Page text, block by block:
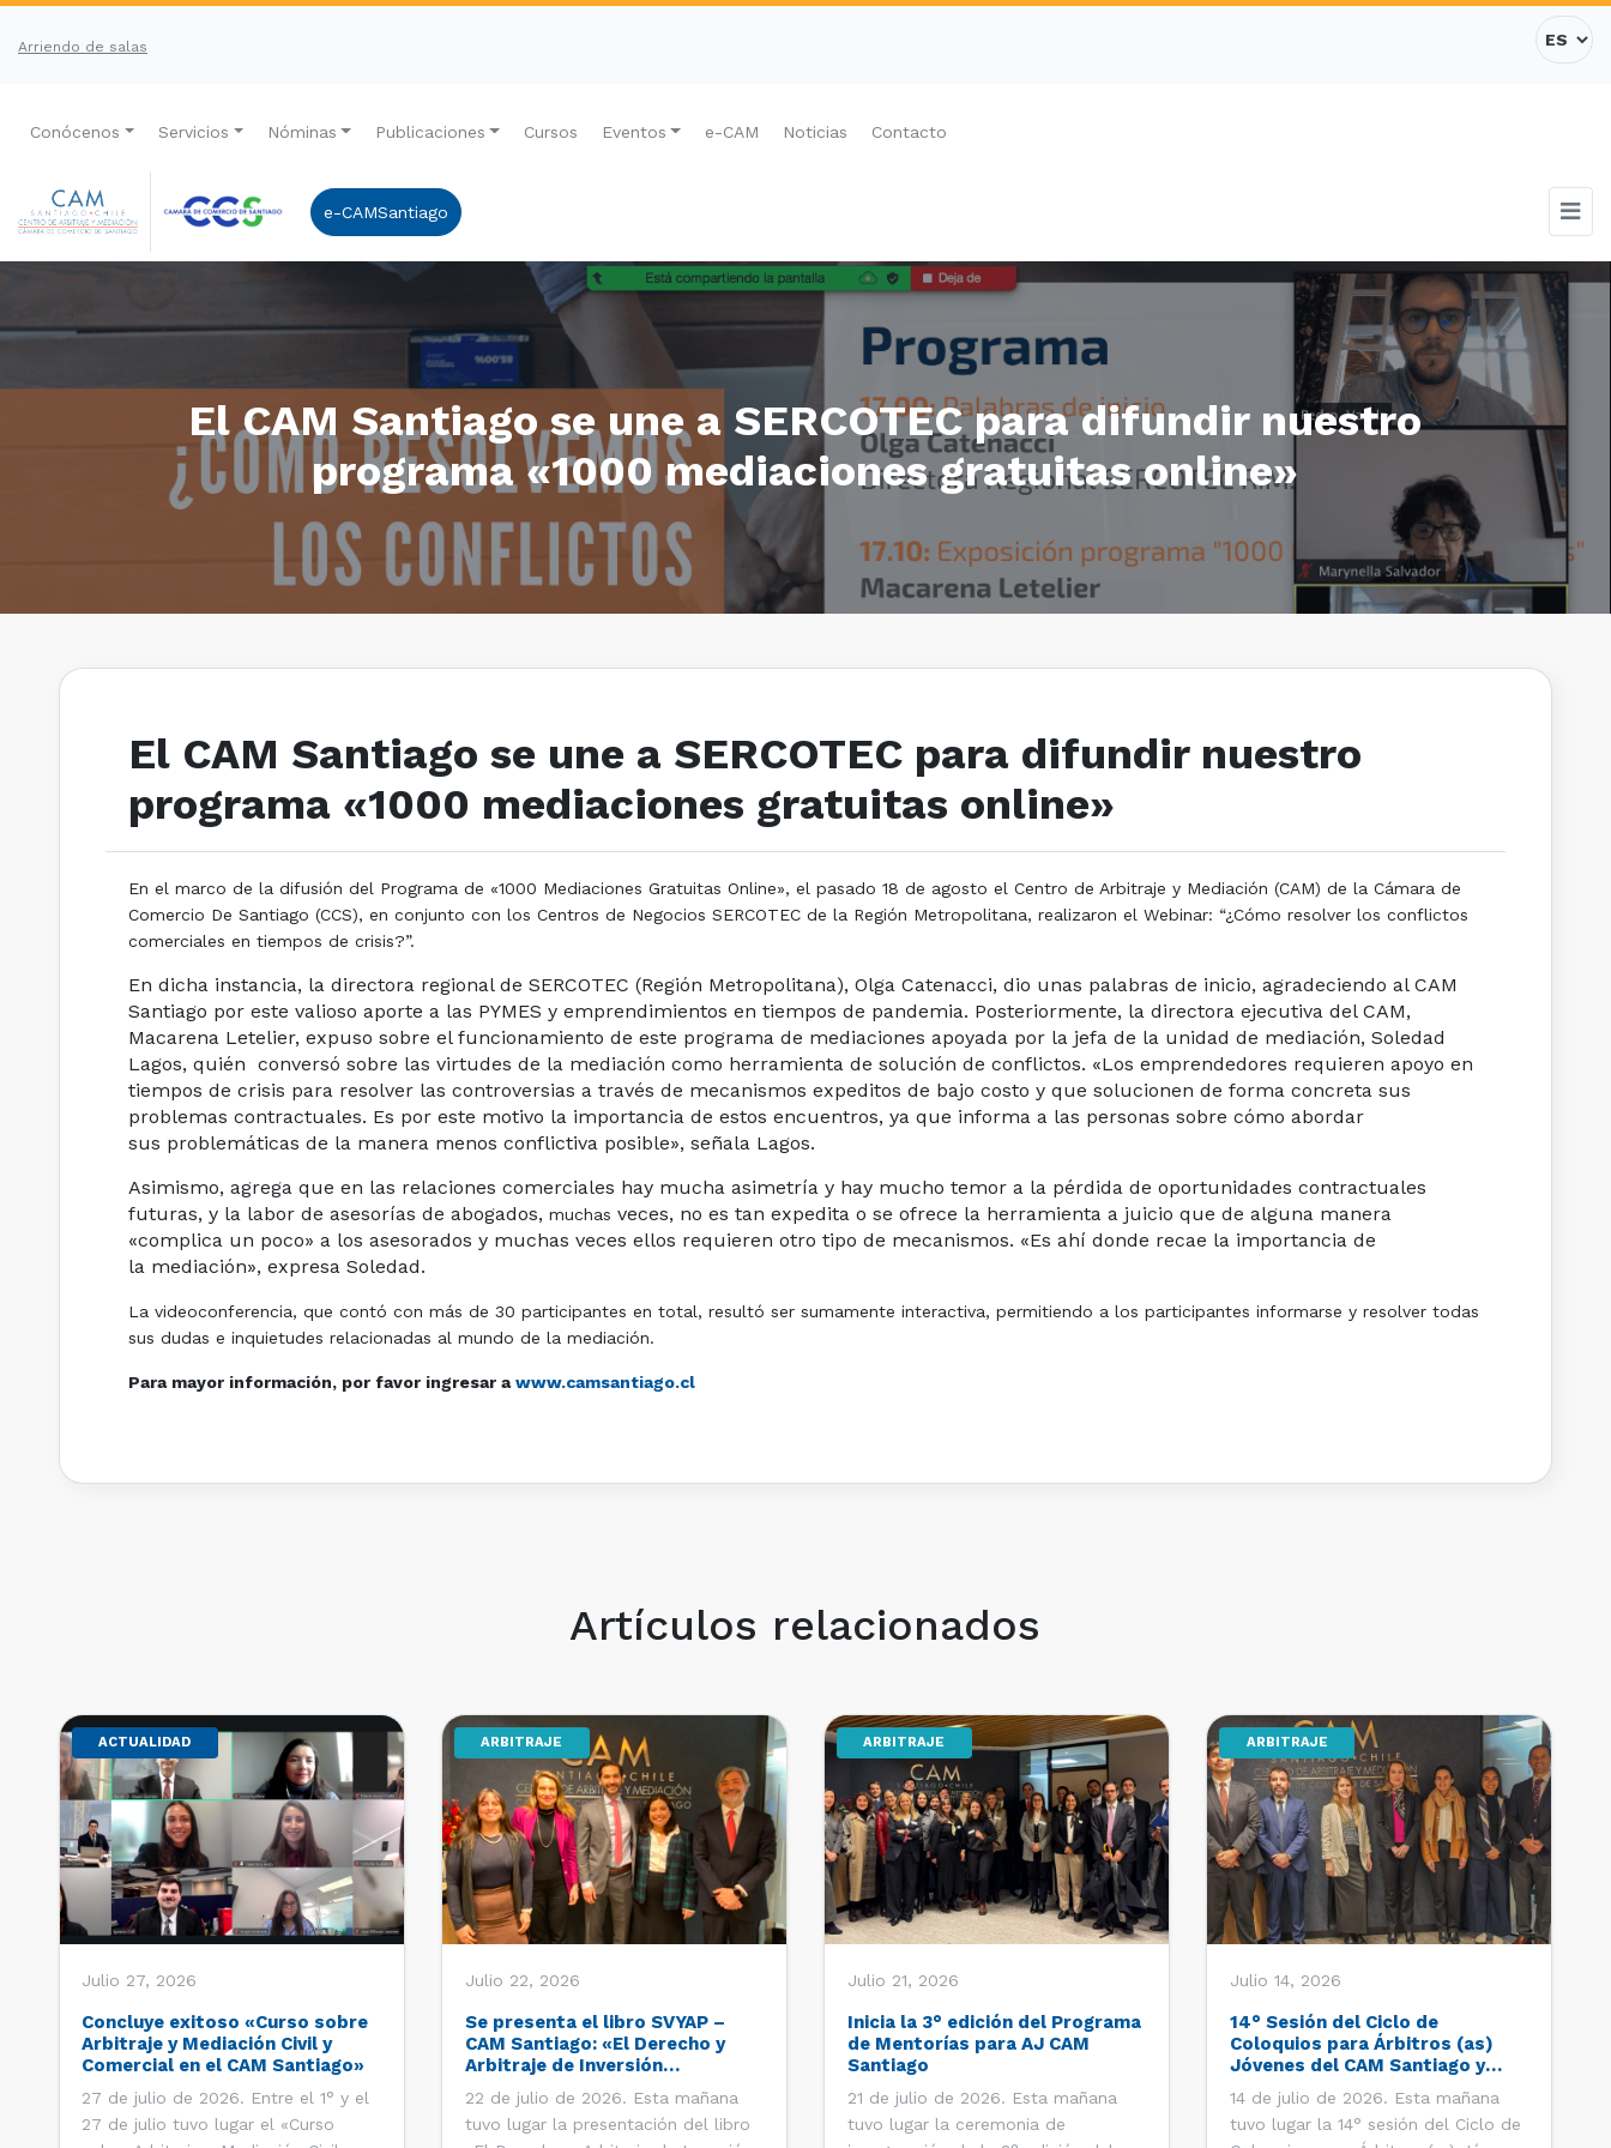
Arriendo de salas
Conócenos Servicios Nóminas Publicaciones Cursos Eventos e-CAM Noticias Contacto
e-CAMSantiago
El CAM Santiago se une a SERCOTEC para difundir nuestro
programa «1000 mediaciones gratuitas online»
El CAM Santiago se une a SERCOTEC para difundir nuestro
programa «1000 mediaciones gratuitas online»
En el marco de la difusión del Programa de «1000 Mediaciones Gratuitas Online», el pasado 18 de agosto el Centro de Arbitraje y Mediación (CAM) de la Cámara de
Comercio De Santiago (CCS), en conjunto con los Centros de Negocios SERCOTEC de la Región Metropolitana, realizaron el Webinar: “¿Cómo resolver los conflictos
comerciales en tiempos de crisis?”.
En dicha instancia, la directora regional de SERCOTEC (Región Metropolitana), Olga Catenacci, dio unas palabras de inicio, agradeciendo al CAM
Santiago por este valioso aporte a las PYMES y emprendimientos en tiempos de pandemia. Posteriormente, la directora ejecutiva del CAM,
Macarena Letelier, expuso sobre el funcionamiento de este programa de mediaciones apoyada por la jefa de la unidad de mediación, Soledad
Lagos, quién conversó sobre las virtudes de la mediación como herramienta de solución de conflictos. «Los emprendedores requieren apoyo en
tiempos de crisis para resolver las controversias a través de mecanismos expeditos de bajo costo y que solucionen de forma concreta sus
problemas contractuales. Es por este motivo la importancia de estos encuentros, ya que informa a las personas sobre cómo abordar
sus problemáticas de la manera menos conflictiva posible», señala Lagos.
Asimismo, agrega que en las relaciones comerciales hay mucha asimetría y hay mucho temor a la pérdida de oportunidades contractuales
futuras, y la labor de asesorías de abogados,muchas veces, no es tan expedita o se ofrece la herramienta a juicio que de alguna manera
«complica un poco» a los asesorados y muchas veces ellos requieren otro tipo de mecanismos. «Es ahí donde recae la importancia de
la mediación», expresa Soledad.
La videoconferencia, que contó con más de 30 participantes en total, resultó ser sumamente interactiva, permitiendo a los participantes informarse y resolver todas
sus dudas e inquietudes relacionadas al mundo de la mediación.
Para mayor información, por favor ingresar awww.camsantiago.cl
Artículos relacionados
ACTUALIDAD
Julio 27, 2026
Concluye exitoso «Curso sobre
Arbitraje y Mediación Civil y
Comercial en el CAM Santiago»
27 de julio de 2026. Entre el 1° y el
27 de julio tuvo lugar el «Curso
ARBITRAJE
Julio 22, 2026
Se presenta el libro SVYAP –
CAM Santiago: «El Derecho y
Arbitraje de Inversión
Extranjera: Una visión y estudio
Latinoamericano»
22 de julio de 2026. Esta mañana
tuvo lugar la presentación del libro
ARBITRAJE
Julio 21, 2026
Inicia la 3° edición del Programa
de Mentorías para AJ CAM
Santiago
21 de julio de 2026. Esta mañana
tuvo lugar la ceremonia de
ARBITRAJE
Julio 14, 2026
14° Sesión del Ciclo de
Coloquios para Árbitros (as)
Jóvenes del CAM Santiago y
recambio del Comité Ejecutivo
14 de julio de 2026. Esta mañana
tuvo lugar la 14° sesión del Ciclo de